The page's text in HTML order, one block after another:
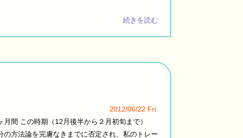
続きを読む
2012/06/22 Fri.
間 この時期（12月後半から２月初旬まで）
方法論を完膚なきまでに否定され、私のトレー